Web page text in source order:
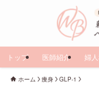
トップ 医師紹介 婦
ホーム 痩身 GLP-1